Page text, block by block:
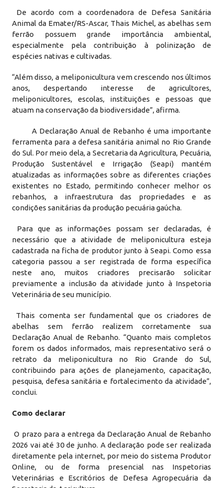
De acordo com a coordenadora de Defesa Sanitária
Animal da Emater/RS-Ascar, Thais Michel, as abelhas sem
ferrão possuem grande importância ambiental,
especialmente pela contribuição à polinização de
espécies nativas e cultivadas.
“Além disso, a meliponicultura vem crescendo nos últimos
anos, despertando interesse de agricultores,
meliponicultores, escolas, instituições e pessoas que
atuam na conservação da biodiversidade”, afirma.
A Declaração Anual de Rebanho é uma importante
ferramenta para a defesa sanitária animal no Rio Grande
do Sul. Por meio dela, a Secretaria da Agricultura, Pecuária,
Produção Sustentável e Irrigação (Seapi) mantém
atualizadas as informações sobre as diferentes criações
existentes no Estado, permitindo conhecer melhor os
rebanhos, a infraestrutura das propriedades e as
condições sanitárias da produção pecuária gaúcha.
Para que as informações possam ser declaradas, é
necessário que a atividade de meliponicultura esteja
cadastrada na ficha de produtor junto à Seapi. Como essa
categoria passou a ser registrada de forma específica
neste ano, muitos criadores precisarão solicitar
previamente a inclusão da atividade junto à Inspetoria
Veterinária de seu município.
Thais comenta ser fundamental que os criadores de
abelhas sem ferrão realizem corretamente sua
Declaração Anual de Rebanho. “Quanto mais completos
forem os dados informados, mais representativo será o
retrato da meliponicultura no Rio Grande do Sul,
contribuindo para ações de planejamento, capacitação,
pesquisa, defesa sanitária e fortalecimento da atividade”,
conclui.
Como declarar
O prazo para a entrega da Declaração Anual de Rebanho
2026 vai até 30 de junho. A declaração pode ser realizada
diretamente pela internet, por meio do sistema Produtor
Online, ou de forma presencial nas Inspetorias
Veterinárias e Escritórios de Defesa Agropecuária da